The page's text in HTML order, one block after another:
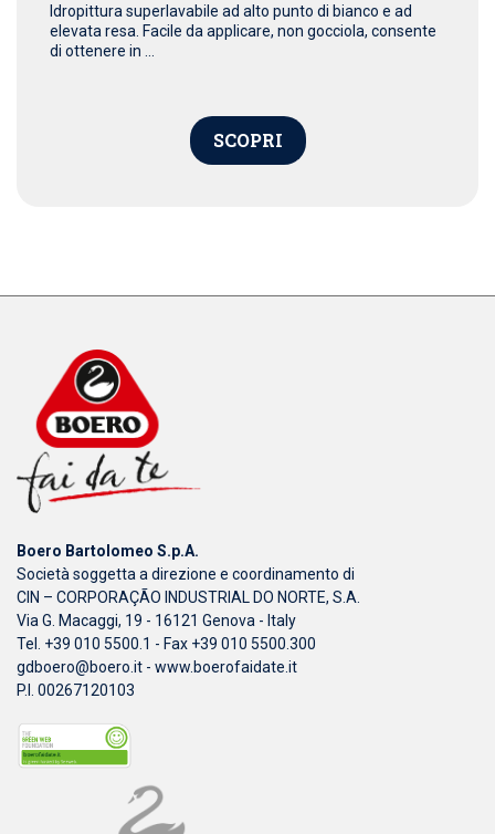
Idropittura superlavabile ad alto punto di bianco e ad
elevata resa. Facile da applicare, non gocciola, consente
di ottenere in ...
SCOPRI
Boero Bartolomeo S.p.A.
Società soggetta a direzione e coordinamento di
CIN – CORPORAÇÃO INDUSTRIAL DO NORTE, S.A.
Via G. Macaggi, 19 - 16121 Genova - Italy
Tel. +39 010 5500.1 - Fax +39 010 5500.300
gdboero@boero.it - www.boerofaidate.it
P.I. 00267120103